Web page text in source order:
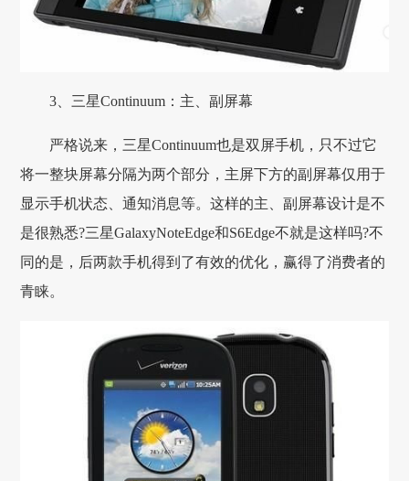
3、三星Continuum：主、副屏幕
严格说来，三星Continuum也是双屏手机，只不过它
将一整块屏幕分隔为两个部分，主屏下方的副屏幕仅用于
显示手机状态、通知消息等。这样的主、副屏幕设计是不
是很熟悉?三星GalaxyNoteEdge和S6Edge不就是这样吗?不
同的是，后两款手机得到了有效的优化，赢得了消费者的
青睐。